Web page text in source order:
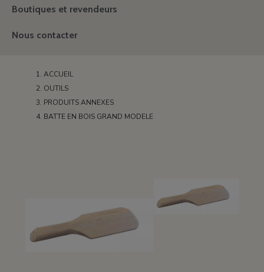
Boutiques et revendeurs
Nous contacter
ACCUEIL
OUTILS
PRODUITS ANNEXES
BATTE EN BOIS GRAND MODELE